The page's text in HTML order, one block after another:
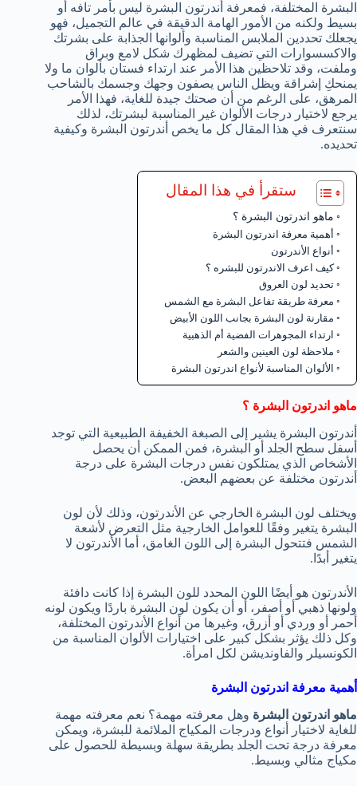
البشرة المختلفة، فمعرفة أندرتون البشرة ليس بأمر تافه أو
بسيط ولكنه من الأمور الهامة الدقيقة في عالم التجميل، فهو
يجعلك تحددين الملابس المناسبة وألوانها الجذابة على بشرتك
والاكسسوارات التي تضيف لمظهرك شكل لامع وبراق
وملفت، وقد تلاحظين هذا الأمر عند ارتداء فستان بألوان ما ولا
يمنحكِ إشراقة ويظل الناس يصفون وجهك وجسمك بالشاحب
المرهق، على الرغم من أن صحتك جيدة للغاية، فهذا الأمر
يرجع لاختيار درجات الألوان غير المناسبة لبشرتك، لذلك
سنتعرف في هذا المقال كل ما يخص أندرتون البشرة وكيفية
تحديده.
ستقرأ في هذا المقال
ماهو اندرتون البشرة ؟
أهمية معرفة اندرتون البشرة
أنواع الأندرتون
كيف اعرف الاندرتون للبشره ؟
تحديد لون العروق
معرفة طريقة تفاعل البشرة مع الشمس
مقارنة لون البشرة بجانب اللون الأبيض
ارتداء المجوهرات الفضية أم الذهبية
ملاحظة لون العينين والشعر
الألوان المناسبة لأنواع اندرتون البشرة
ماهو اندرتون البشرة ؟
أندرتون البشرة يشير إلى الصبغة الخفيفة الطبيعية التي توجد
أسفل سطح الجلد أو البشرة، فمن الممكن أن يحصل
الأشخاص الذي يمتلكون نفس درجات البشرة على درجة
أندرتون مختلفة عن بعضهم البعض.
ويختلف لون البشرة الخارجي عن الأندرتون، وذلك لأن لون
البشرة يتغير وفقًا للعوامل الخارجية مثل التعرض لأشعة
الشمس فتتحول البشرة إلى اللون الغامق، أما الأندرتون لا
يتغير أبدًا.
الأندرتون هو أيضًا اللون المحدد للون البشرة إذا كانت دافئة
ولونها ذهبي أو أصفر، أو أن يكون لون البشرة باردًا ويكون لونه
أحمر أو وردي أو أزرق، وغيرها من أنواع الأندرتون المختلفة،
وكل ذلك يؤثر بشكل كبير على اختيارات الألوان المناسبة من
الكونسيلر والفاونديشن لكل امرأة.
أهمية معرفة اندرتون البشرة
ماهو اندرتون البشرة وهل معرفته مهمة؟ نعم معرفته مهمة
للغاية لاختيار أنواع ودرجات المكياج الملائمة للبشرة، ويمكن
معرفة درجة تحت الجلد بطريقة سهلة وبسيطة للحصول على
مكياج مثالي وبسيط.